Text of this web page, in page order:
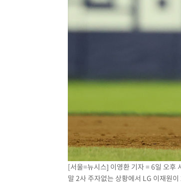
[서울=뉴시스] 이영환 기자 = 6일 오후
말 2사 주자없는 상황에서 LG 이재원